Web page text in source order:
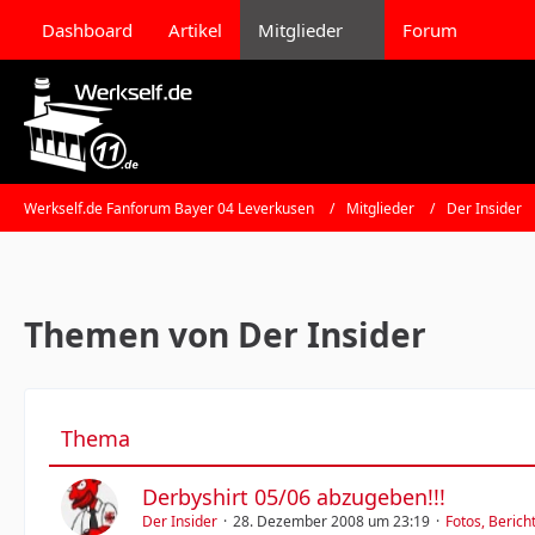
Dashboard Artikel Mitglieder Forum
Werkself.de Fanforum Bayer 04 Leverkusen Mitglieder Der Insider
Themen von Der Insider
Thema
Derbyshirt 05/06 abzugeben!!!
Der Insider 28. Dezember 2008 um 23:19 Fotos,